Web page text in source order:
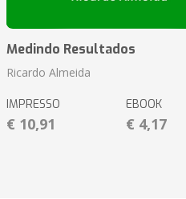
Medindo Resultados
Ricardo Almeida
IMPRESSO
€ 10,91
EBOOK
€ 4,17